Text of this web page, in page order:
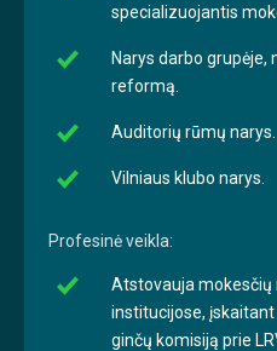
specializuojantis
Narys darbo grupėje,
reformą.
Auditorių rūmų narys.
Vilniaus klubo narys.
Profesinė veikla:
Atstovauja mokesčių
institucijose, įskaitant
ginčų komisiją prie